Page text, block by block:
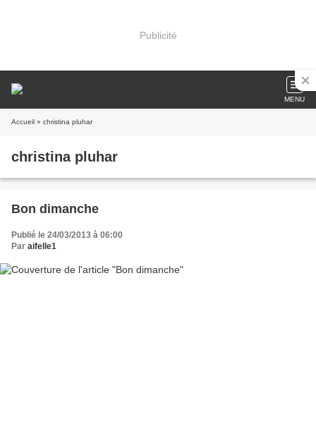
Publicité
MENU
Accueil » christina pluhar
christina pluhar
Bon dimanche
Publié le 24/03/2013 à 06:00
Par aifelle1